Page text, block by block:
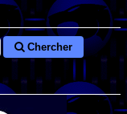
Chercher